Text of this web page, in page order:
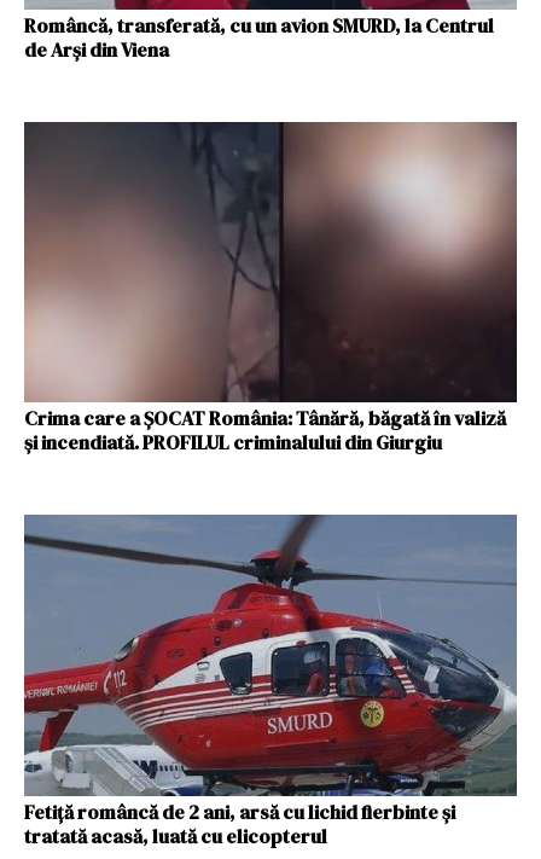
Româncă, transferată, cu un avion SMURD, la Centrul
de Arși din Viena
Crima care a ȘOCAT România: Tânără, băgată în valiză
și incendiată. PROFILUL criminalului din Giurgiu
Fetiță româncă de 2 ani, arsă cu lichid fierbinte și
tratată acasă, luată cu elicopterul